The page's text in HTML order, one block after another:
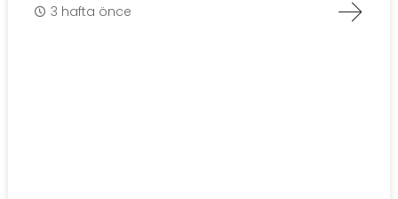
3 hafta önce